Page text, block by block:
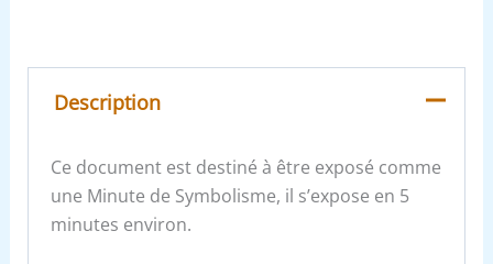
Description
Ce document est destiné à être exposé comme
une Minute de Symbolisme, il s’expose en 5
minutes environ.